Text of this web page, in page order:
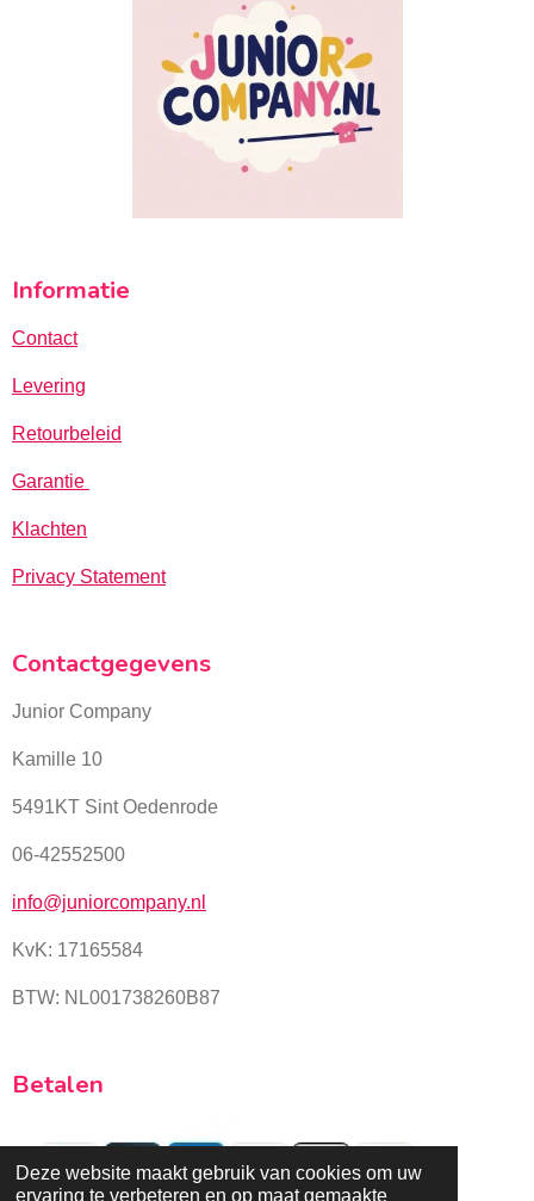
Deze website maakt gebruik van cookies om uw
ervaring te verbeteren en op maat gemaakte
Informatie
Contact
Levering
Retourbeleid
Garantie
Klachten
Privacy Statement
Contactgegevens
Junior Company
Kamille 10
5491KT Sint Oedenrode
06-42552500
info@juniorcompany.nl
KvK: 17165584
BTW: NL001738260B87
Betalen